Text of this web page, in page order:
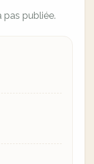
pas publiée.